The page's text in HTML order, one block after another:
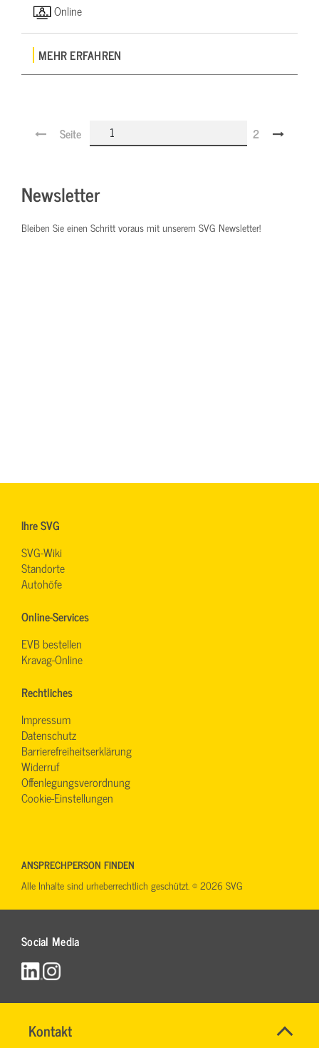
Kontakt
RONALD
Name*
Online
MEHR ERFAHREN
Seite 2
Newsletter
Bleiben Sie einen Schritt voraus mit unserem SVG Newsletter!
Ihre SVG
SVG-Wiki
Standorte
Autohöfe
Online-Services
EVB bestellen
Kravag-Online
Rechtliches
Impressum
Datenschutz
Barrierefreiheitserklärung
Widerruf
Offenlegungsverordnung
Cookie-Einstellungen
Social Media
ANSPRECHPERSON FINDEN
Alle Inhalte sind urheberrechtlich geschützt. © 2026 SVG